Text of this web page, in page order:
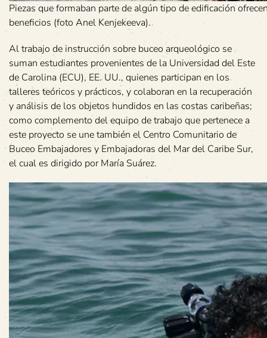
Piezas que formaban parte de algún tipo de edificación
beneficios (foto Anel Kenjekeeva).
Al trabajo de instrucción sobre buceo arqueológico se
suman estudiantes provenientes de la Universidad del Este
de Carolina (ECU), EE. UU., quienes participan en los
talleres teóricos y prácticos, y colaboran en la recuperación
y análisis de los objetos hundidos en las costas caribeñas;
como complemento del equipo de trabajo que pertenece a
este proyecto se une también el Centro Comunitario de
Buceo Embajadores y Embajadoras del Mar del Caribe Sur,
el cual es dirigido por María Suárez.